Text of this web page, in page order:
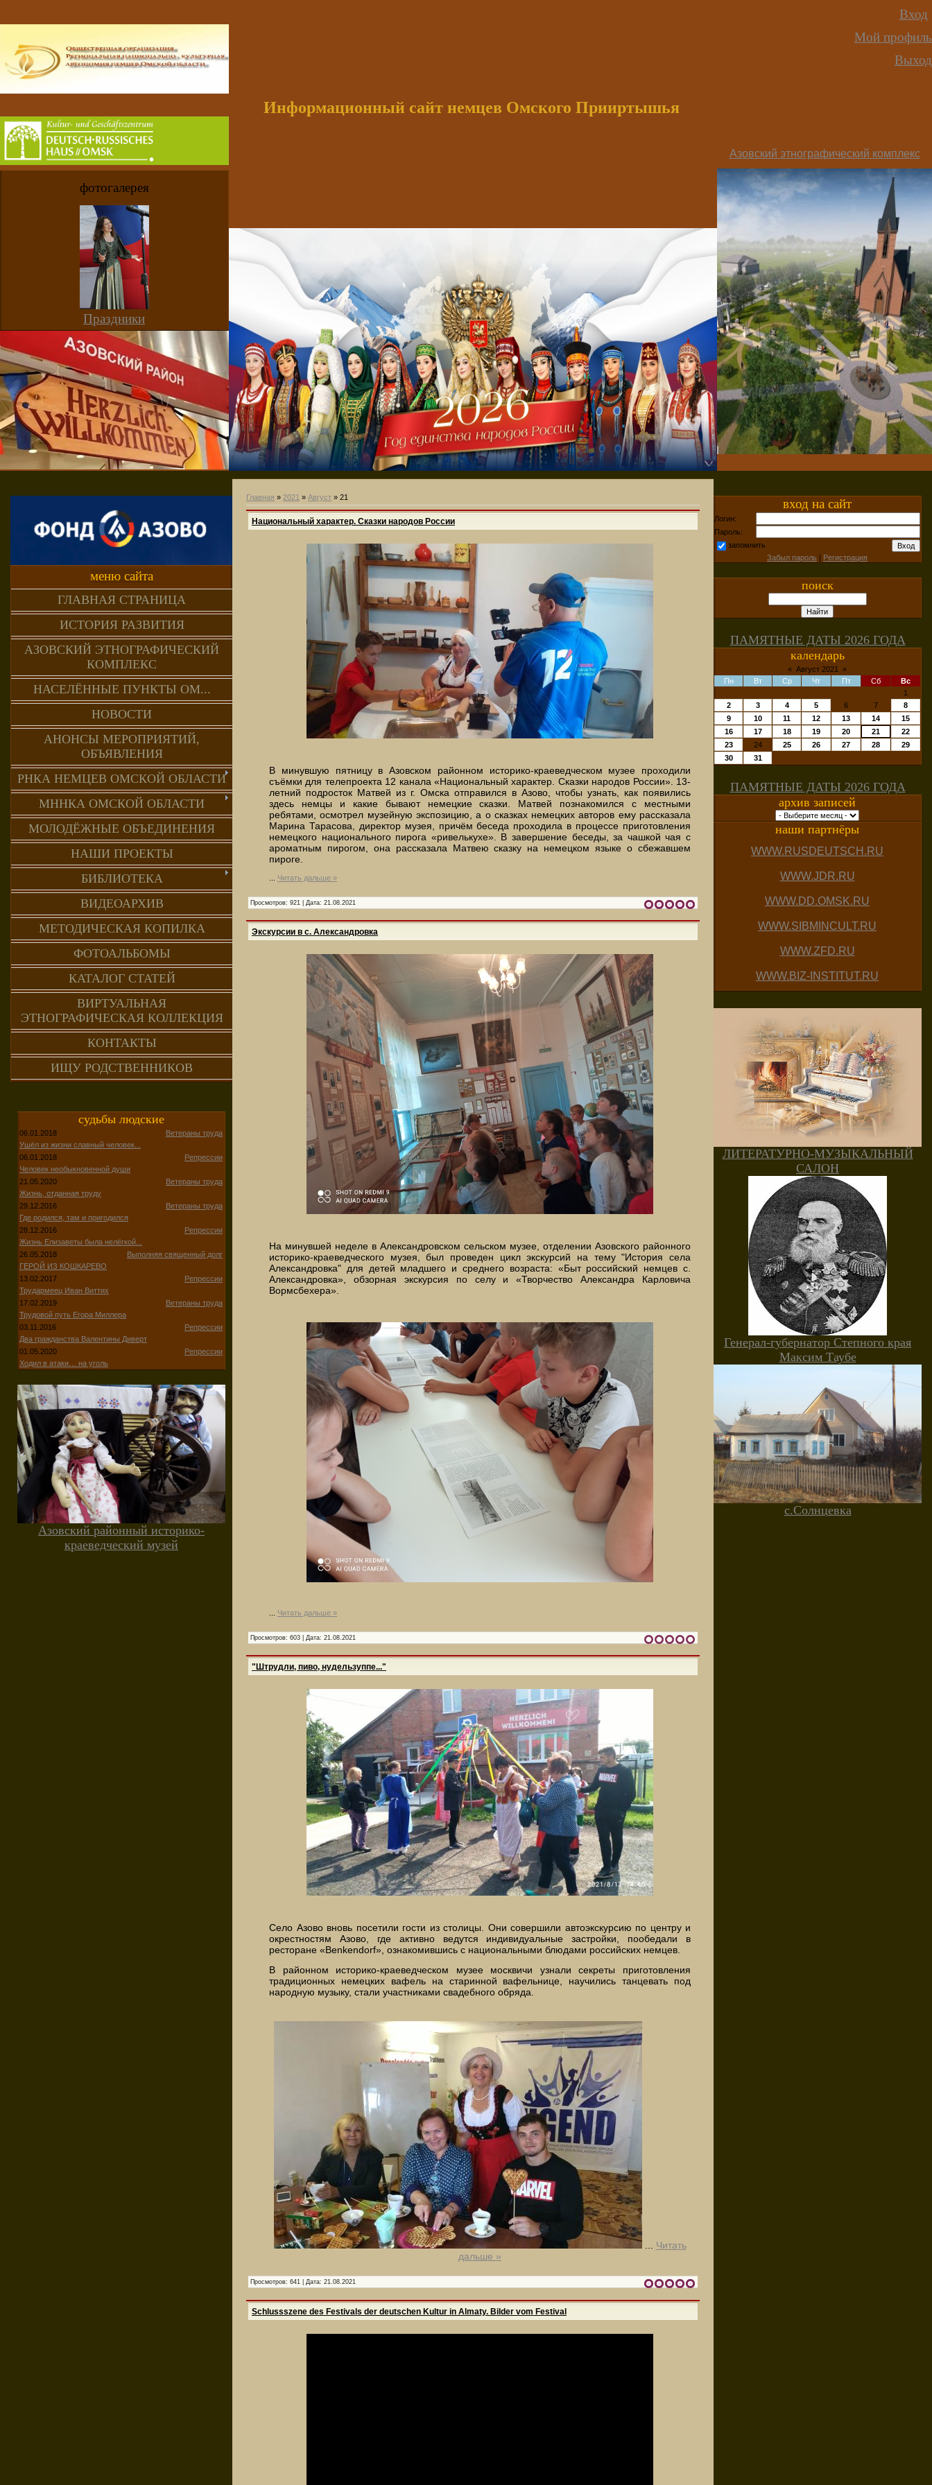
Вход
Мой профиль
Выход
фотогалерея
Праздники
Информационный сайт немцев Омского Прииртышья
Азовский этнографический комплекс
меню сайта
ГЛАВНАЯ СТРАНИЦА
ИСТОРИЯ РАЗВИТИЯ
АЗОВСКИЙ ЭТНОГРАФИЧЕСКИЙ
КОМПЛЕКС
НАСЕЛЁННЫЕ ПУНКТЫ ОМ...
НОВОСТИ
АНОНСЫ МЕРОПРИЯТИЙ,
ОБЪЯВЛЕНИЯ
РНКА НЕМЦЕВ ОМСКОЙ ОБЛАСТИ
МННКА ОМСКОЙ ОБЛАСТИ
МОЛОДЁЖНЫЕ ОБЪЕДИНЕНИЯ
НАШИ ПРОЕКТЫ
БИБЛИОТЕКА
ВИДЕОАРХИВ
МЕТОДИЧЕСКАЯ КОПИЛКА
ФОТОАЛЬБОМЫ
КАТАЛОГ СТАТЕЙ
ВИРТУАЛЬНАЯ
ЭТНОГРАФИЧЕСКАЯ КОЛЛЕКЦИЯ
КОНТАКТЫ
ИЩУ РОДСТВЕННИКОВ
судьбы людские
06.01.2018
Ветераны труда
Ушёл из жизни славный человек...
06.01.2018
Репрессии
Человек необыкновенной души
21.05.2020
Ветераны труда
Жизнь, отданная труду
29.12.2016
Ветераны труда
Где родился, там и пригодился
28.12.2016
Репрессии
Жизнь Елизаветы была нелёгкой...
26.05.2018
Выполняя священный долг
ГЕРОЙ ИЗ КОШКАРЕВО
13.02.2017
Репрессии
Трудармеец Иван Виттих
17.02.2019
Ветераны труда
Трудовой путь Егора Миллера
03.11.2016
Репрессии
Два гражданства Валентины Диверт
01.05.2020
Репрессии
Ходил в атаки… на уголь
Азовский районный историко-
краеведческий музей
Главная » 2021 » Август » 21
Национальный характер. Сказки народов России
В минувшую пятницу в Азовском районном историко-краеведческом музее проходили
съёмки для телепроекта 12 канала «Национальный характер. Сказки народов России». 13-
летний подросток Матвей из г. Омска отправился в Азово, чтобы узнать, как появились
здесь немцы и какие бывают немецкие сказки. Матвей познакомился с местными
ребятами, осмотрел музейную экспозицию, а о сказках немецких авторов ему рассказала
Марина Тарасова, директор музея, причём беседа проходила в процессе приготовления
немецкого национального пирога «ривелькухе». В завершение беседы, за чашкой чая с
ароматным пирогом, она рассказала Матвею сказку на немецком языке о сбежавшем
пироге.
Читать дальше »
Просмотров: 921 Дата: 21.08.2021
Экскурсии в с. Александровка
На минувшей неделе в Александровском сельском музее, отделении Азовского районного
историко-краеведческого музея, был проведен цикл экскурсий на тему "История села
Александровка" для детей младшего и среднего возраста: «Быт российский немцев с.
Александровка», обзорная экскурсия по селу и «Творчество Александра Карловича
Вормсбехера».
Читать дальше »
Просмотров: 603 Дата: 21.08.2021
"Штрудли, пиво, нудельзуппе..."
Село Азово вновь посетили гости из столицы. Они совершили автоэкскурсию по центру и
окрестностям Азово, где активно ведутся индивидуальные застройки, пообедали в
ресторане «Benkendorf», ознакомившись с национальными блюдами российских немцев.
В районном историко-краеведческом музее москвичи узнали секреты приготовления
традиционных немецких вафель на старинной вафельнице, научились танцевать под
народную музыку, стали участниками свадебного обряда.
Читать
дальше »
Просмотров: 641 Дата: 21.08.2021
Schlussszene des Festivals der deutschen Kultur in Almaty. Bilder vom Festival
вход на сайт
Логин:
Пароль:
запомнить
Забыл пароль | Регистрация
поиск
ПАМЯТНЫЕ ДАТЫ 2026 ГОДА
календарь
« Август 2021
»
Пн
Вт Ср Чт Пт Сб
Вс
1
2
3 4 5 6 7
8
9
10 11 12 13 14
15
16
17 18 19 20 21
22
23
24 25 26 27 28
29
30
31
ПАМЯТНЫЕ ДАТЫ 2026 ГОДА
архив записей
наши партнёры
WWW.RUSDEUTSCH.RU
WWW.JDR.RU
WWW.DD.OMSK.RU
WWW.SIBMINCULT.RU
WWW.ZFD.RU
WWW.BIZ-INSTITUT.RU
ЛИТЕРАТУРНО-МУЗЫКАЛЬНЫЙ
САЛОН
Генерал-губернатор Степного края
Максим Таубе
с.Солнцевка